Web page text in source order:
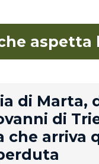
aspetta
di Marta,
di
che arriva